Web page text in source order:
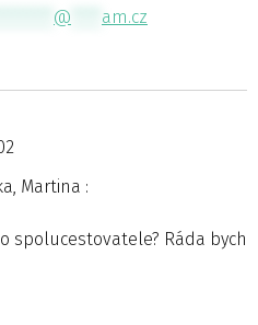
@ am.cz
Martina :
spolucestovatele? Ráda bych